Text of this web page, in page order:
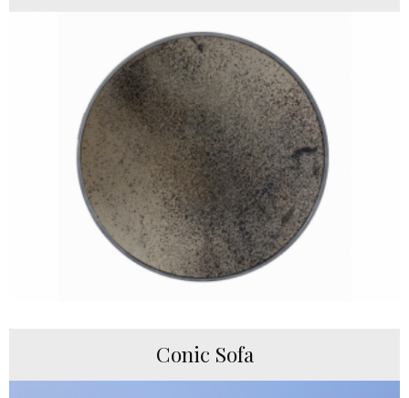
Conic Sofa